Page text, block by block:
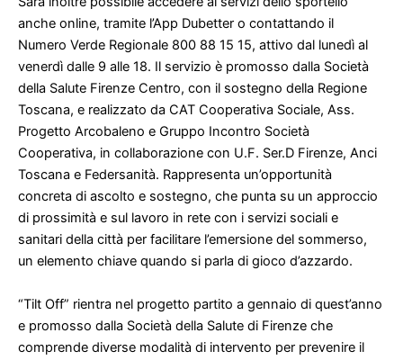
anche online, tramite l’App Dubetter o contattando il
Numero Verde Regionale 800 88 15 15, attivo dal lunedì al
venerdì dalle 9 alle 18. Il servizio è promosso dalla Società
della Salute Firenze Centro, con il sostegno della Regione
Toscana, e realizzato da CAT Cooperativa Sociale, Ass.
Progetto Arcobaleno e Gruppo Incontro Società
Cooperativa, in collaborazione con U.F. Ser.D Firenze, Anci
Toscana e Federsanità. Rappresenta un’opportunità
concreta di ascolto e sostegno, che punta su un approccio
di prossimità e sul lavoro in rete con i servizi sociali e
sanitari della città per facilitare l’emersione del sommerso,
un elemento chiave quando si parla di gioco d’azzardo.
“Tilt Off” rientra nel progetto partito a gennaio di quest’anno
e promosso dalla Società della Salute di Firenze che
comprende diverse modalità di intervento per prevenire il